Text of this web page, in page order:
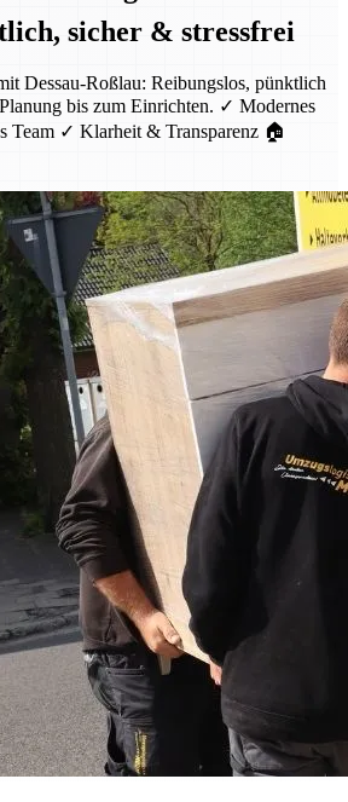
sicher & stressfrei
Dessau-Roßlau: Reibungslos, pünktlich
bis zum Einrichten. ✓ Modernes
Team ✓ Klarheit & Transparenz 🏠